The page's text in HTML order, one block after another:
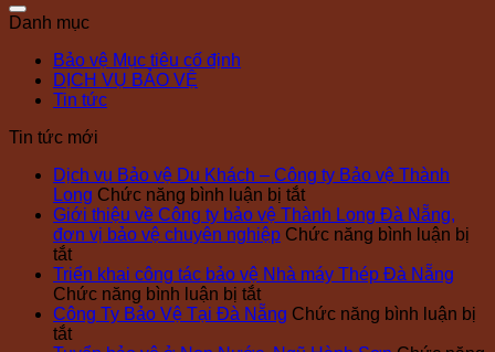
Danh mục
Bảo vệ Mục tiêu cố định
DỊCH VỤ BẢO VỆ
Tin tức
Tin tức mới
Dịch vụ Bảo vệ Du Khách – Công ty Bảo vệ Thành
Long Chức năng bình luận bị tắtở
Dịch
vụ
vệ
Khách
Giới thiệu về Công ty bảo vệ Thành Long Đà Nẵng,
đơn vị bảo vệ chuyên nghiệp Chức năng bình luận bị
tắtở
Giới
thiệu
về
Công
Triển khai công tác bảo vệ Nhà máy Thép Đà Nẵng
Chức năng bình luận bị tắtở
Triển
Công Ty Bảo Vệ Tại Đà Nẵng Chức năng bình luận bị
tắtở